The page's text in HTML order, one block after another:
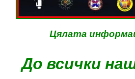
Цялата
До всички